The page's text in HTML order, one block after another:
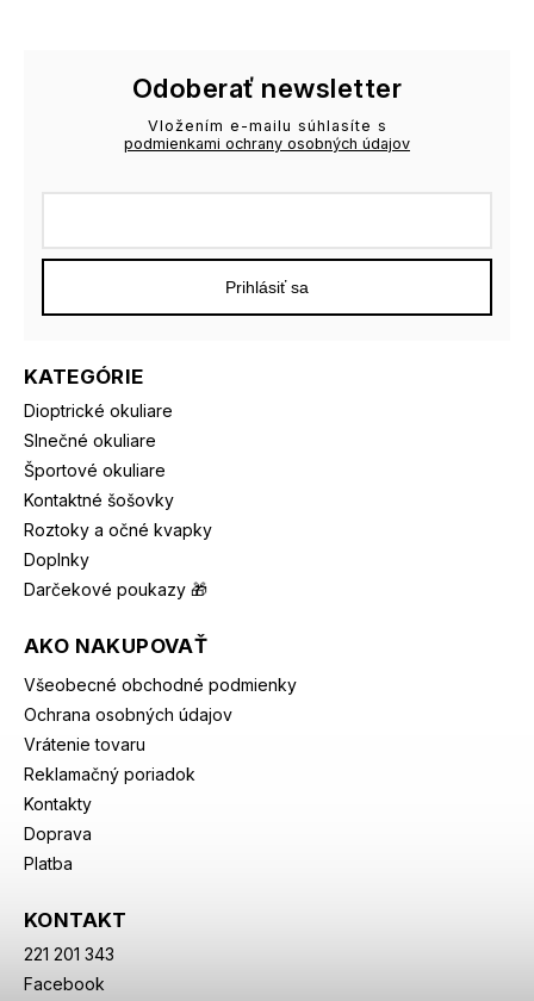
KATEGÓRIE
Dioptrické okuliare
Slnečné okuliare
Športové okuliare
Kontaktné šošovky
Roztoky a očné kvapky
Doplnky
Darčekové poukazy 🎁
AKO NAKUPOVAŤ
Všeobecné obchodné podmienky
Ochrana osobných údajov
Vrátenie tovaru
Reklamačný poriadok
Kontakty
Doprava
Platba
KONTAKT
221 201 343
Facebook
Odoberať newsletter
Vložením e-mailu súhlasíte s
podmienkami ochrany osobných údajov
Prihlásiť sa